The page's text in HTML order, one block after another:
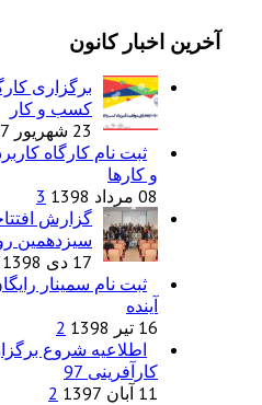
آخرین اخبار کانون
برگزاری
کسب و کار
23 شهریور 1397
ثبت نام کارگاه
و کارها
08 مرداد 1398
3
گزارش
سیزدهمین
17 دی 1398
ثبت نام سمینار
آینده
16 تیر 1398
2
اطلاعیه شروع
کارآفرینی 97
11 آبان 1397
2